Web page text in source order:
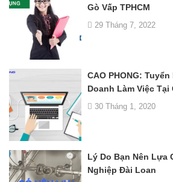
Gò Vấp TPHCM
29 Tháng 7, 2022
CAO PHONG:
Doanh Làm Việc Tại
30 Tháng 1, 2020
Lý Do Bạn Nên Lựa
Nghiệp Đài Loan